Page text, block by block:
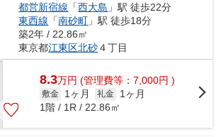
都営新宿線 「西大島 」駅 徒歩22分
東西線 「南砂町 」駅 徒歩18分
築2年 / 22.86㎡
東京都江東区北砂４丁目
8.3万円 (管理費等：7,000円 )
敷金 1ヶ月 礼金
1ヶ月
1階 / 1R / 22.86㎡